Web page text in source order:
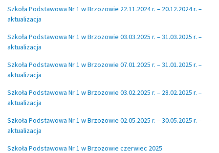
Szkoła Podstawowa Nr 1 w Brzozowie 22.11.2024 r. – 20.12.2024 r. –
aktualizacja
Szkoła Podstawowa Nr 1 w Brzozowie 03.03.2025 r. – 31.03.2025 r. –
aktualizacja
Szkoła Podstawowa Nr 1 w Brzozowie 07.01.2025 r. – 31.01.2025 r. –
aktualizacja
Szkoła Podstawowa Nr 1 w Brzozowie 03.02.2025 r. – 28.02.2025 r. –
aktualizacja
Szkoła Podstawowa Nr 1 w Brzozowie 02.05.2025 r. – 30.05.2025 r. –
aktualizacja
Szkoła Podstawowa Nr 1 w Brzozowie czerwiec 2025